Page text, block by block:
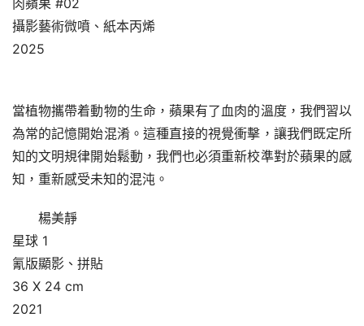
攝影藝術微噴、紙本丙烯
2025
當植物攜帶着動物的生命，蘋果有了血肉的溫度，我們習以
為常的記憶開始混淆。這種直接的視覺衝擊，讓我們既定所
知的文明規律開始鬆動，我們也必須重新校準對於蘋果的感
知，重新感受未知的混沌。
楊美靜
星球 1
氰版顯影、拼貼
36 X 24 cm
2021